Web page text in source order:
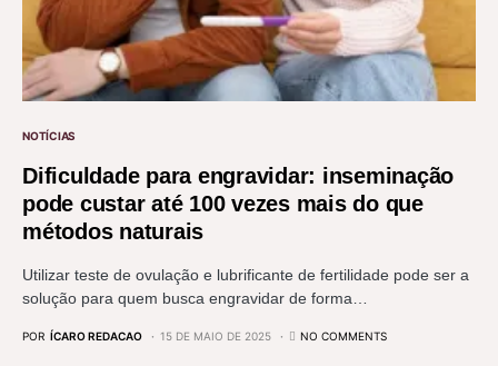
NOTÍCIAS
Dificuldade para engravidar: inseminação
pode custar até 100 vezes mais do que
métodos naturais
Utilizar teste de ovulação e lubrificante de fertilidade pode ser a
solução para quem busca engravidar de forma…
POR ÍCARO REDACAO 15 DE MAIO DE 2025 NO COMMENTS